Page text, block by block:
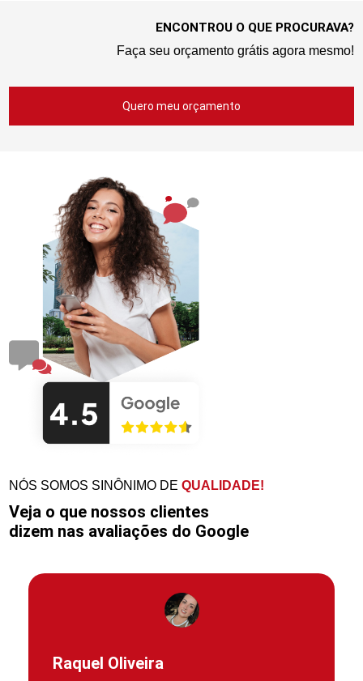
ENCONTROU O QUE PROCURAVA?
Faça seu orçamento grátis agora mesmo!
Quero meu orçamento
NÓS SOMOS SINÔNIMO DEQUALIDADE!
Veja o que nossos clientes
dizem nas avaliações do Google
Raquel Oliveira